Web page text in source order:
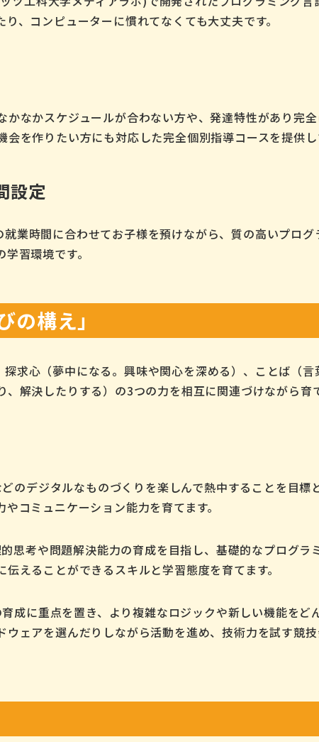
、コンピューターに慣れてなくても大丈夫です。
なかスケジュールが合わない方や、発達特性があり完
を作りたい方にも対応した完全個別指導コースを提供し
設定
業時間に合わせてお子様を預けながら、質の高いプログ
習環境です。
構え」
求心（夢中になる。興味や関心を深める）、ことば（
解決したりする）の3つの力を相互に関連づけながら育て
のデジタルなものづくりを楽しんで熱中することを目標
コミュニケーション能力を育てます。
思考や問題解決能力の育成を目指し、基礎的なプログラ
えることができるスキルと学習態度を育てます。
成に重点を置き、より複雑なロジックや新しい機能をど
ェアを選んだりしながら活動を進め、技術力を試す競